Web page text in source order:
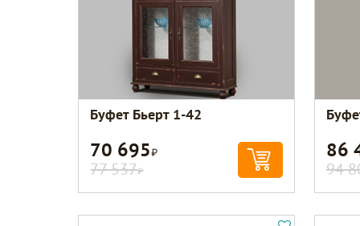
Буфет Бьерт 1-42
70 695Р
77 537Р
86
94